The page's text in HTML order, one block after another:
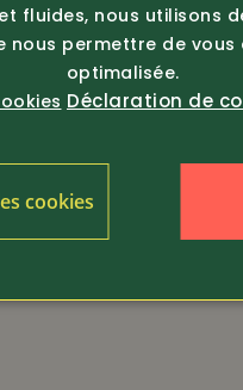
fluides, nous utilisons
permettre de vous
optimalisée.
Déclaration de
cookies